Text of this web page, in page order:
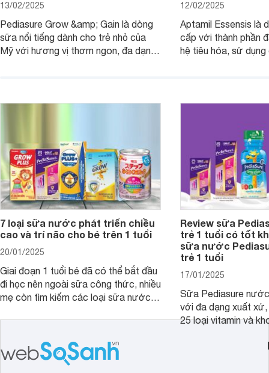
13/02/2025
Pediasure Grow &amp; Gain là dòng
sữa nổi tiếng dành cho trẻ nhỏ của
Mỹ với hương vị thơm ngon, đa dạng
Pediasure Grow &amp; Gain hiện nay
12/02/2025
Aptamil Essensis là
cấp với thành phần
hệ tiêu hóa, sử
cùng Websosanh.vn
7 loại sữa nước phát triển chiều
cao và trí não cho bé trên 1 tuổi
20/01/2025
Giai đoạn 1 tuổi bé đã có thể bắt đầu
đi học nên ngoài sữa công thức, nhiều
mẹ còn tìm kiếm các loại sữa nước
trẻ. Dưới đây là 7 loại sữa nước phát
1 tuổi tốt mà mẹ bỉm nên lựa chọn.
Review sữa
trẻ 1 tuổi có tốt
sữa nước
trẻ 1 tuổi
17/01/2025
Sữa Pediasure
với đa dạng xuất
25 loại vitamin và